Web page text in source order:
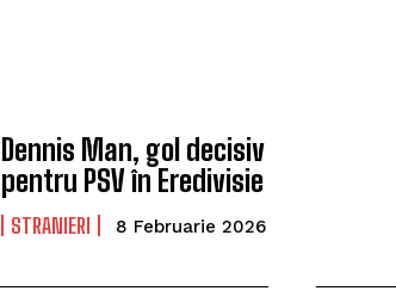
Dennis Man, gol decisiv
pentru PSV în Eredivisie
STRANIERI 8 Februarie 2026